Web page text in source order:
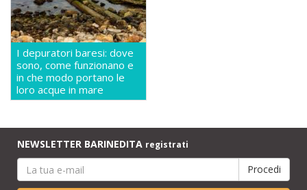
I depuratori baresi: dove
sono, come funzionano e
in che modo portano le
loro acque in mare
NEWSLETTER BARINEDITA registrati